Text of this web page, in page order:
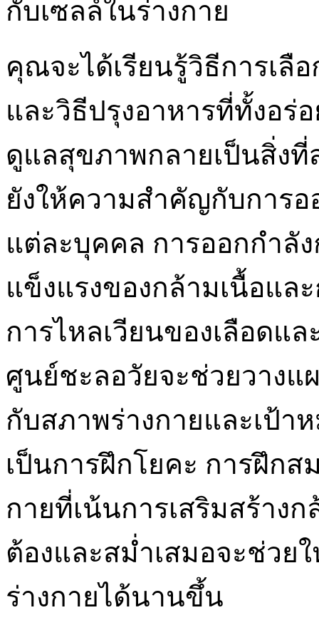
กับเซลล์ในร่างกาย
คุณจะได้เรียนรู้วิธีการเลื
และวิธีปรุงอาหารที่ทั้งอร่
ดูแลสุขภาพกลายเป็นสิ่ง
ยังให้ความสำคัญกับการ
แต่ละบุคคล การออกกำลั
แข็งแรงของกล้ามเนื้อแล
การไหลเวียนของเลือดแ
ศูนย์ชะลอวัยจะช่วยวางแ
กับสภาพร่างกายและเป้
เป็นการฝึกโยคะ การฝึกส
กายที่เน้นการเสริมสร้าง
ต้องและสม่ำเสมอจะช่ว
ร่างกายได้นานขึ้น